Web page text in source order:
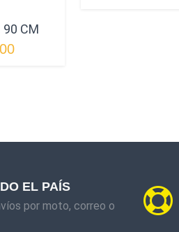
90 CM
EL PAÍS
por moto, correo o